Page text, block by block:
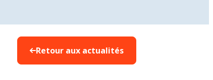
Retour aux actualités